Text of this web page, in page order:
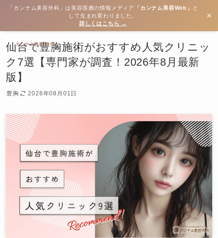
「カンナム美容外科」は美容医療の情報メディア 「カンナム美容Web」
と
して生まれ変わりました。
詳しくはこちら →
✕
仙台で豊胸施術がおすすめ人気クリニッ
ク7選【専門家が調査！2026年8月最新
版】
豊胸 2026年08月01日